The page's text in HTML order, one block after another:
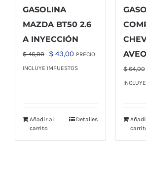
GASOLINA
MAZDA BT50 2.6
A INYECCIÓN
$46,00
El
precio
$ 43,00El
precio
PRECIO
INCLUYE IMPUESTOS
Añadir al
carrito
Detalles
$64,00